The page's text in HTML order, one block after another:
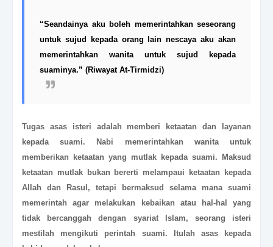
“Seandainya aku boleh memerintahkan seseorang
untuk sujud kepada orang lain nescaya aku akan
memerintahkan wanita untuk sujud kepada
suaminya.” (Riwayat At-Tirmidzi)
Tugas asas isteri adalah memberi ketaatan dan layanan
kepada suami. Nabi memerintahkan wanita untuk
memberikan ketaatan yang mutlak kepada suami. Maksud
ketaatan mutlak bukan bererti melampaui ketaatan kepada
Allah dan Rasul, tetapi bermaksud selama mana suami
memerintah agar melakukan kebaikan atau hal-hal yang
tidak bercanggah dengan syariat Islam, seorang isteri
mestilah mengikuti perintah suami. Itulah asas kepada